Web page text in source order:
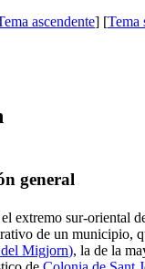
ascendente] [Tema
general
extremo sur-oriental
de un municipio,
Migjorn), la de la